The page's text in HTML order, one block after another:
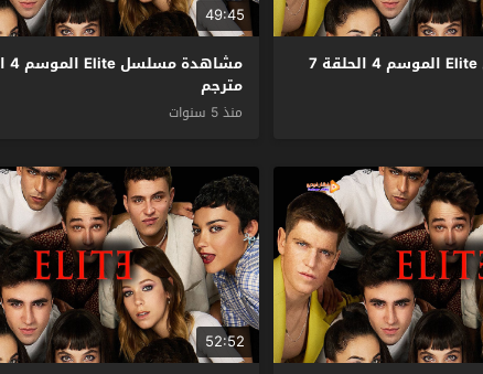
مشاهدة مسلسل Elite الموسم 4 الحلقة 7
49:45
مترجم
منذ 5 سنوات
52:52